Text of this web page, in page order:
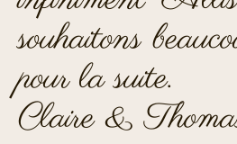
souhaitons
pour la suite.
Claire &